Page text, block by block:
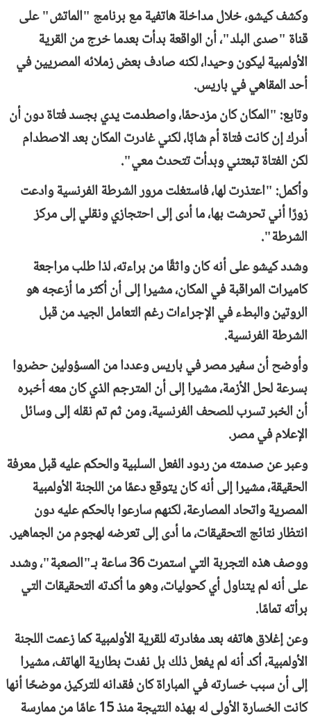
وكشف كيشو، خلال مداخلة هاتفية مع برنامج "الماتش" على
قناة "صدى البلد"، أن الواقعة بدأت بعدما خرج من القرية
الأولمبية ليكون وحيدا، لكنه صادف بعض زملائه المصريين في
أحد المقاهي في باريس.
وتابع: "المكان كان مزدحمًا، واصطدمت يدي بجسد فتاة دون أن
أدرك إن كانت فتاة أم شابًا، لكني غادرت المكان بعد الاصطدام
لكن الفتاة تبعتني وبدأت تتحدث معي".
وأكمل: "اعتذرت لها، فاستغلت مرور الشرطة الفرنسية وادعت
زورًا أني تحرشت بها، ما أدى إلى احتجازي ونقلي إلى مركز
الشرطة".
وشدد كيشو على أنه كان واثقًا من براءته، لذا طلب مراجعة
كاميرات المراقبة في المكان، مشيرا إلى أن أكثر ما أزعجه هو
الروتين والبطء في الإجراءات رغم التعامل الجيد من قبل
الشرطة الفرنسية.
وأوضح أن سفير مصر في باريس وعددا من المسؤولين حضروا
بسرعة لحل الأزمة، مشيرا إلى أن المترجم الذي كان معه أخبره
أن الخبر تسرب للصحف الفرنسية، ومن ثم تم نقله إلى وسائل
الإعلام في مصر.
وعبر عن صدمته من ردود الفعل السلبية والحكم عليه قبل معرفة
الحقيقة، مشيرا إلى أنه كان يتوقع دعمًا من اللجنة الأولمبية
المصرية واتحاد المصارعة، لكنهم سارعوا بالحكم عليه دون
انتظار نتائج التحقيقات، ما أدى إلى تعرضه لهجوم من الجماهير.
ووصف هذه التجربة التي استمرت 36 ساعة بـ"الصعبة"، وشدد
على أنه لم يتناول أي كحوليات، وهو ما أكدته التحقيقات التي
برأته تمامًا.
وعن إغلاق هاتفه بعد مغادرته للقرية الأولمبية كما زعمت اللجنة
الأولمبية، أكد أنه لم يفعل ذلك بل نفدت بطارية الهاتف، مشيرا
إلى أن سبب خسارته في المباراة كان فقدانه للتركيز، موضحًا أنها
كانت الخسارة الأولى له بهذه النتيجة منذ 15 عامًا من ممارسة